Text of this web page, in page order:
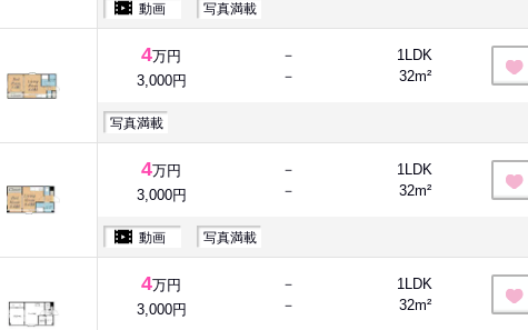
動画 写真満載
4万円
3,000円
－
－
1LDK
32m²
写真満載
4万円
3,000円
－
－
1LDK
32m²
動画 写真満載
4万円
3,000円
－
－
1LDK
32m²